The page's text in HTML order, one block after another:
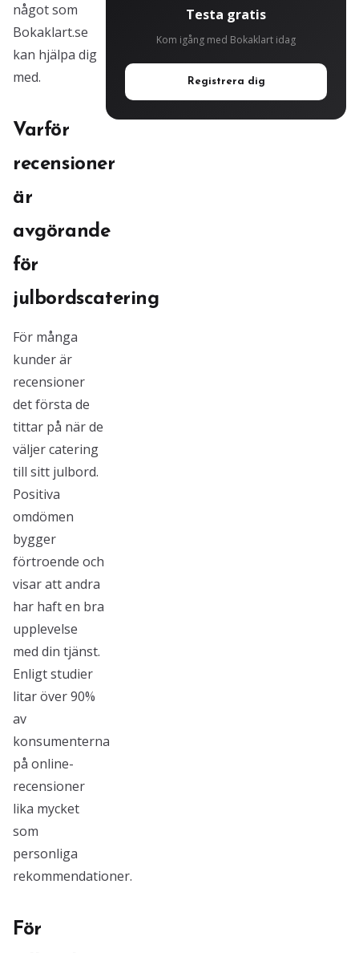
något som
Bokaklart.se
kan hjälpa dig
med.
Varför
recensioner
är
avgörande
för
julbordscatering
För många
kunder är
recensioner
det första de
tittar på när de
väljer catering
till sitt julbord.
Positiva
omdömen
bygger
förtroende och
visar att andra
har haft en bra
upplevelse
med din tjänst.
Enligt studier
litar över 90%
av
konsumenterna
på online-
recensioner
lika mycket
som
personliga
rekommendationer.
För
Testa gratis
Kom igång med Bokaklart idag
Registrera dig